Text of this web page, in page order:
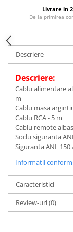
Livrare in
De la primirea
Descriere
Descriere:
Cablu alimentare
m
Cablu masa
Cablu RCA - 5 m
Cablu remote
Soclu siguranta
Siguranta ANL 150
Informatii
Caracteristici
Review-uri(0)